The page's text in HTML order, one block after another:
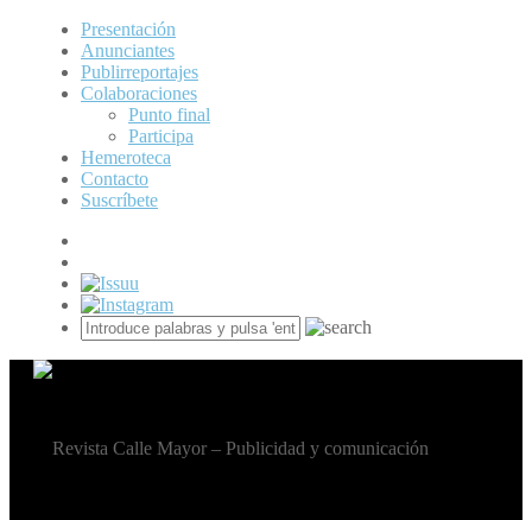
Presentación
Anunciantes
Publirreportajes
Colaboraciones
Punto final
Participa
Hemeroteca
Contacto
Suscríbete